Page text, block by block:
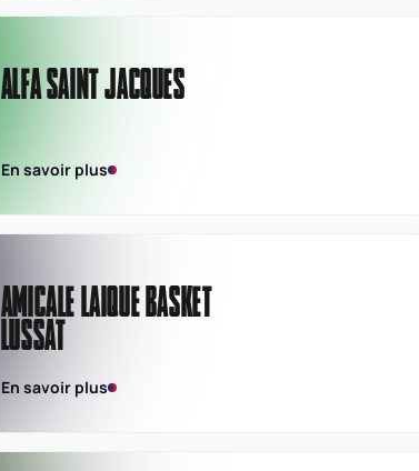
ALFA SAINT JACQUES
En savoir plus
AMICALE LAIQUE BASKET
LUSSAT
En savoir plus